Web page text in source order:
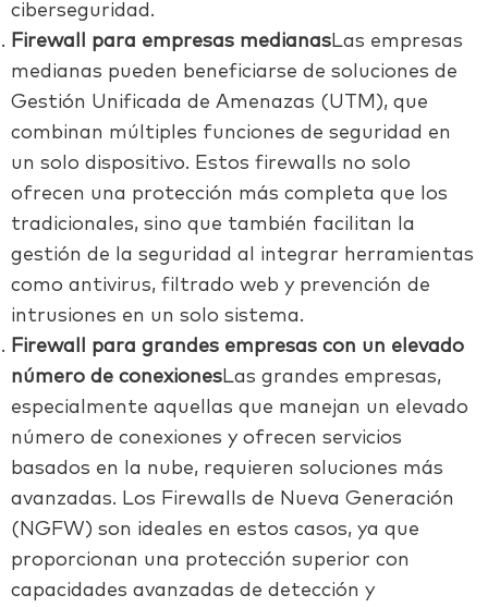
ciberseguridad.
Firewall para empresas medianasLas empresas
medianas pueden beneficiarse de soluciones de
Gestión Unificada de Amenazas (UTM), que
combinan múltiples funciones de seguridad en
un solo dispositivo. Estos firewalls no solo
ofrecen una protección más completa que los
tradicionales, sino que también facilitan la
gestión de la seguridad al integrar herramientas
como antivirus, filtrado web y prevención de
intrusiones en un solo sistema.
Firewall para grandes empresas con un elevado
número de conexionesLas grandes empresas,
especialmente aquellas que manejan un elevado
número de conexiones y ofrecen servicios
basados en la nube, requieren soluciones más
avanzadas. Los Firewalls de Nueva Generación
(NGFW) son ideales en estos casos, ya que
proporcionan una protección superior con
capacidades avanzadas de detección y